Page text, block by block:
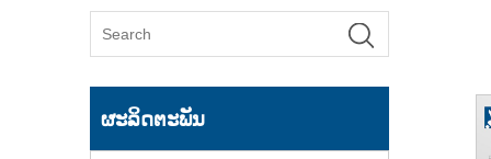
ຜະລິດຕະພັນ